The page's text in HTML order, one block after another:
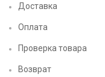
Доставка
Оплата
Проверка товара
Возврат